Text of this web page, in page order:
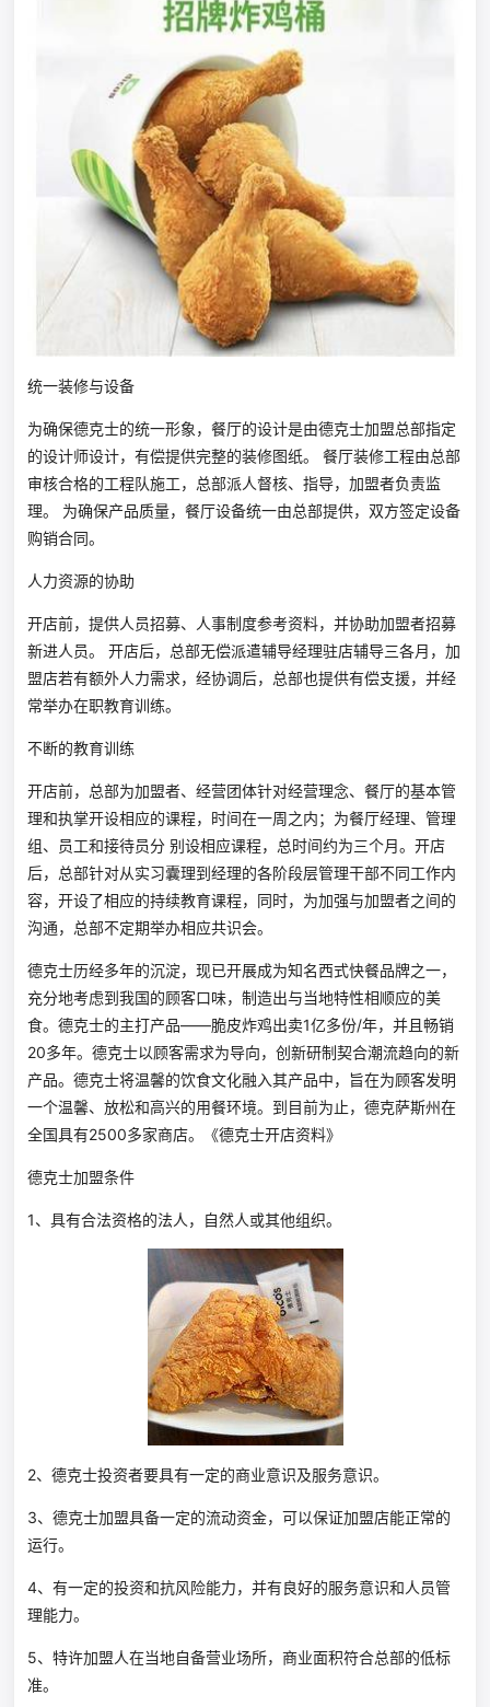
统一装修与设备
为确保德克士的统一形象，餐厅的设计是由德克士加盟总部指定
的设计师设计，有偿提供完整的装修图纸。 餐厅装修工程由总部
审核合格的工程队施工，总部派人督核、指导，加盟者负责监
理。 为确保产品质量，餐厅设备统一由总部提供，双方签定设备
购销合同。
人力资源的协助
开店前，提供人员招募、人事制度参考资料，并协助加盟者招募
新进人员。 开店后，总部无偿派遣辅导经理驻店辅导三各月，加
盟店若有额外人力需求，经协调后，总部也提供有偿支援，并经
常举办在职教育训练。
不断的教育训练
开店前，总部为加盟者、经营团体针对经营理念、餐厅的基本管
理和执掌开设相应的课程，时间在一周之内；为餐厅经理、管理
组、员工和接待员分 别设相应课程，总时间约为三个月。开店
后，总部针对从实习囊理到经理的各阶段层管理干部不同工作内
容，开设了相应的持续教育课程，同时，为加强与加盟者之间的
沟通，总部不定期举办相应共识会。
德克士历经多年的沉淀，现已开展成为知名西式快餐品牌之一，
充分地考虑到我国的顾客口味，制造出与当地特性相顺应的美
食。德克士的主打产品——脆皮炸鸡出卖1亿多份/年，并且畅销
20多年。德克士以顾客需求为导向，创新研制契合潮流趋向的新
产品。德克士将温馨的饮食文化融入其产品中，旨在为顾客发明
一个温馨、放松和高兴的用餐环境。到目前为止，德克萨斯州在
全国具有2500多家商店。《德克士开店资料》
德克士加盟条件
1、具有合法资格的法人，自然人或其他组织。
2、德克士投资者要具有一定的商业意识及服务意识。
3、德克士加盟具备一定的流动资金，可以保证加盟店能正常的
运行。
4、有一定的投资和抗风险能力，并有良好的服务意识和人员管
理能力。
5、特许加盟人在当地自备营业场所，商业面积符合总部的低标
准。